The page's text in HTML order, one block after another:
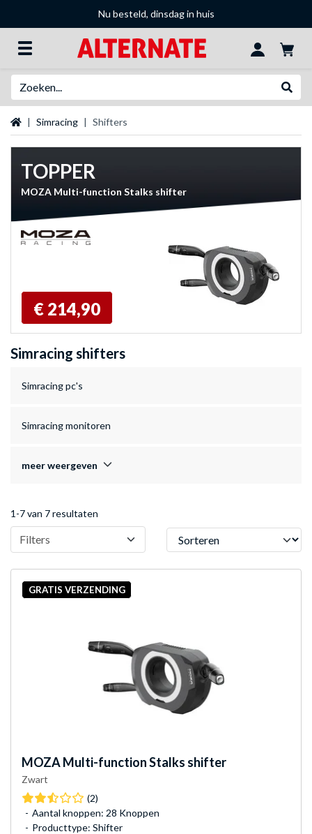
Nu besteld, dinsdag in huis
Startpagina
Simracing Shifters
TOPPER
MOZA Multi-function Stalks shifter
€ 214,90
Simracing shifters
Simracing pc's
Simracing monitoren
meer weergeven
1-7 van 7 resultaten
Filters Sorteren
GRATIS VERZENDING
MOZAMulti-function Stalks shifter
Zwart
(2)
Aantal knoppen: 28 Knoppen
Producttype: Shifter